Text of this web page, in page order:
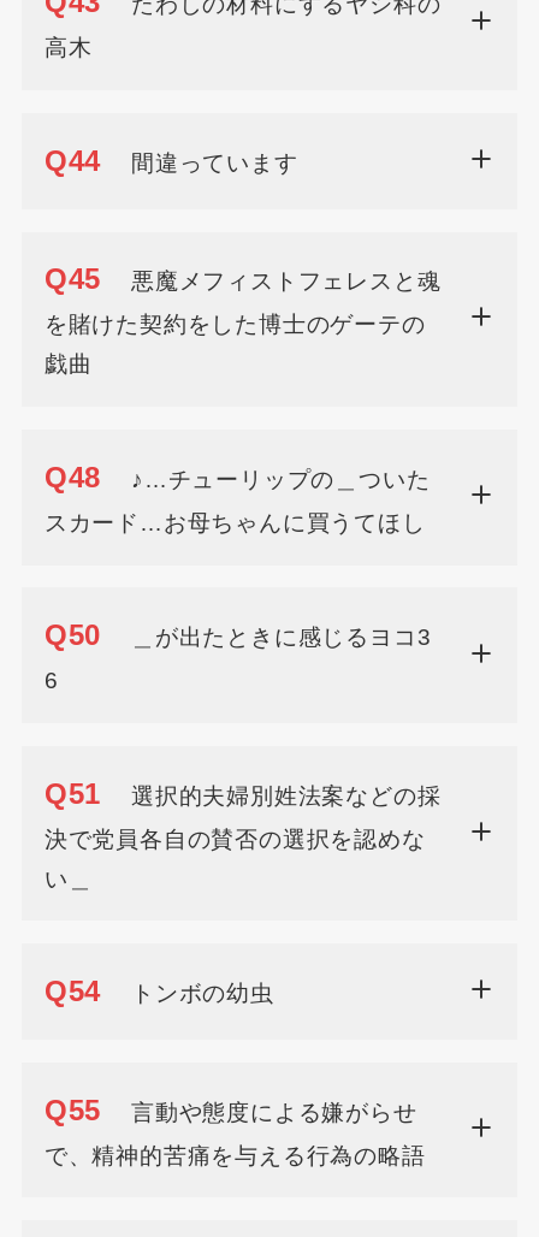
高木
Q44 間違っています
Q45
悪魔メフィストフェレスと魂
を賭けた契約をした博士のゲーテの
戯曲
Q48
♪…チューリップの＿ついた
スカード…お母ちゃんに買うてほし
Q50
＿が出たときに感じるヨコ3
6
Q51
選択的夫婦別姓法案などの採
決で党員各自の賛否の選択を認めな
い＿
Q54 トンボの幼虫
Q55
言動や態度による嫌がらせ
で、精神的苦痛を与える行為の略語